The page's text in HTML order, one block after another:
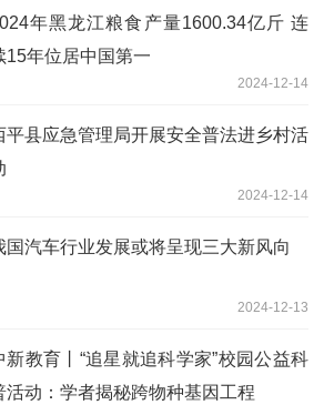
年黑龙江粮食产量1600.34亿斤 连
15年位居中国第一
2024-12-14
平县应急管理局开展安全普法进乡村活
2024-12-14
国汽车行业发展或将呈现三大新风向
2024-12-13
新教育丨“追星就追科学家”校园公益科
活动：学者揭秘跨物种基因工程